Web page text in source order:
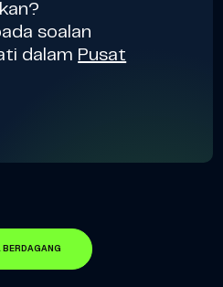
soalan
dalam Pusat
BERDAGANG